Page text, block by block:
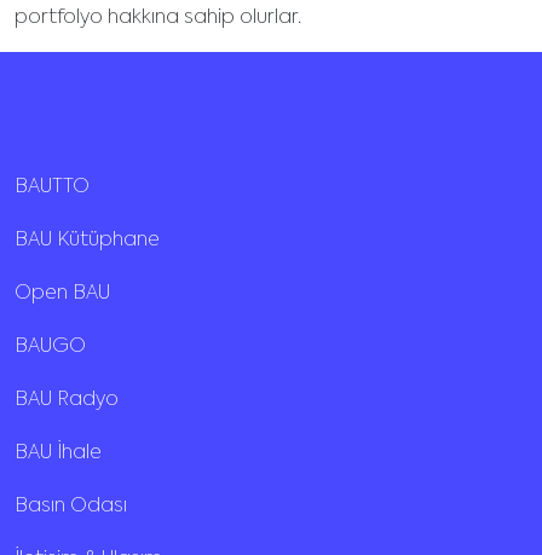
portfolyo hakkına sahip olurlar.
BAUTTO
BAU Kütüphane
Open BAU
BAUGO
BAU Radyo
BAU İhale
Basın Odası